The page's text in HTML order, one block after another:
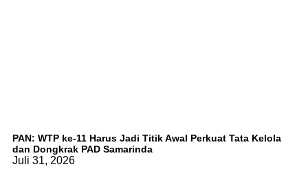
PAN: WTP ke-11 Harus Jadi Titik Awal Perkuat Tata Kelola
dan Dongkrak PAD Samarinda
Juli 31, 2026